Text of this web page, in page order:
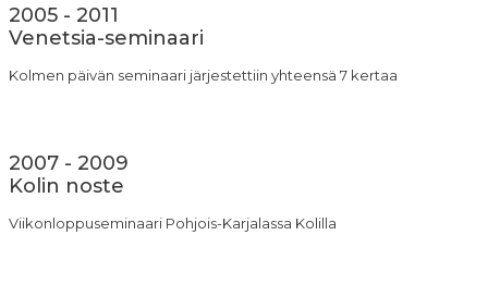
2005 - 2011
Venetsia-seminaari
Kolmen päivän seminaari järjestettiin yhteensä 7 kertaa
2007 - 2009
Kolin noste
Viikonloppuseminaari Pohjois-Karjalassa Kolilla